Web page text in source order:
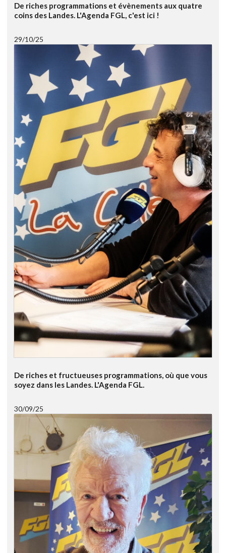
De riches programmations et évènements aux quatre
coins des Landes. L'Agenda FGL, c'est ici !
29/10/25
De riches et fructueuses programmations, où que vous
soyez dans les Landes. L'Agenda FGL.
30/09/25